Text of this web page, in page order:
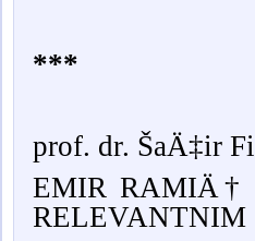
***
prof. dr. ŠaÄ‡ir
EMIR RAMIÄ†
RELEVANTNIM